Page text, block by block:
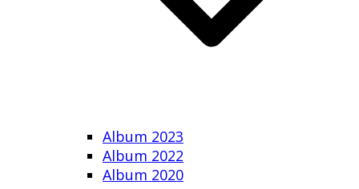
Album 2023
Album 2022
Album 2020